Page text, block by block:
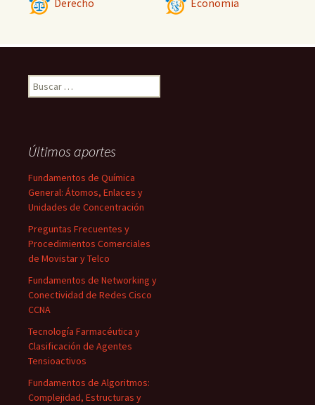
Derecho Economía
Buscar:
Últimos aportes
Fundamentos de Química
General: Átomos, Enlaces y
Unidades de Concentración
Preguntas Frecuentes y
Procedimientos Comerciales
de Movistar y Telco
Fundamentos de Networking y
Conectividad de Redes Cisco
CCNA
Tecnología Farmacéutica y
Clasificación de Agentes
Tensioactivos
Fundamentos de Algoritmos:
Complejidad, Estructuras y